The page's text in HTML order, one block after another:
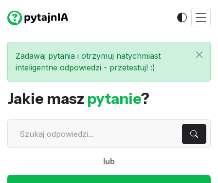
Zadawaj pytania i otrzymuj natychmiast
inteligentne odpowiedzi - przetestuj! :)
Jakie masz pytanie?
lub